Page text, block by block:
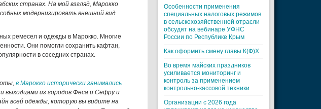
странах. На мой взгляд, Марокко
модернизировать внешний вид
ремесел и одежды в Марокко. Многие
Они помогли сохранить кафтан,
в соседних странах.
в Марокко исторически занимались
выходцами из городов Феса и Сефру и
всей одежды, которую вы видите на
Особенности применения
специальных налоговых режимов
в сельскохозяйственной отрасли
обсудят на вебинаре УФНС
России по Республике Крым
Как оформить смену главы К(Ф)Х
Во время майских праздников
усиливается мониторинг и
контроль за применением
контрольно-кассовой техники
Организации с 2026 года